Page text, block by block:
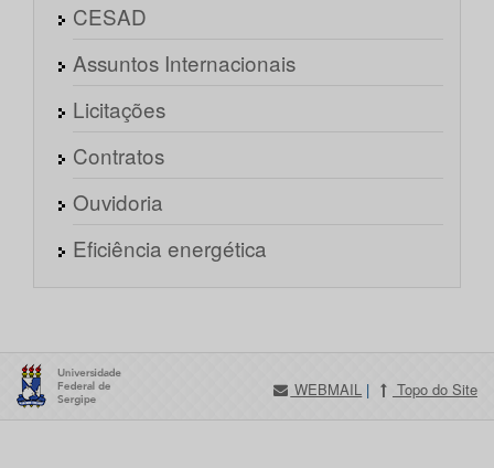
CESAD
Assuntos Internacionais
Licitações
Contratos
Ouvidoria
Eficiência energética
WEBMAIL | Topo do Site